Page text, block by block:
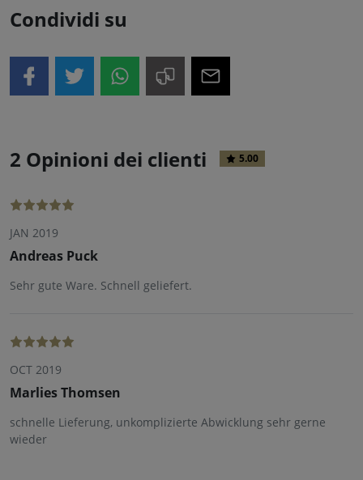
Condividi su
2 Opinioni dei clienti 5.00
JAN 2019
Andreas Puck
Sehr gute Ware. Schnell geliefert.
OCT 2019
Marlies Thomsen
schnelle Lieferung, unkomplizierte Abwicklung sehr gerne
wieder